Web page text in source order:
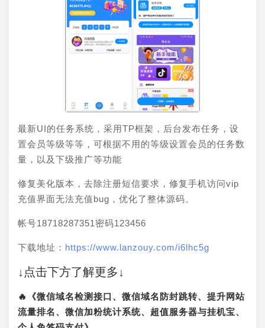
最新UI的任务系统，采用TP框架，后台发布任务，设
置会员等级等等，可根据不用的等级设置会员的任务数
量，以及下级推广等功能
修复美化版本，去除注册短信要求，修复手机访问vip
充值界面无法充值bug，优化了整体源码。
帐号18718287351密码123456
下载地址： https://www.lanzouy.com/i6lhc5g
↓点击下方了解更多↓
🔥《微信域名检测接口、微信域名防封跳转、提升网站
流量排名、微信加粉统计系统、超值服务器与挂机宝、